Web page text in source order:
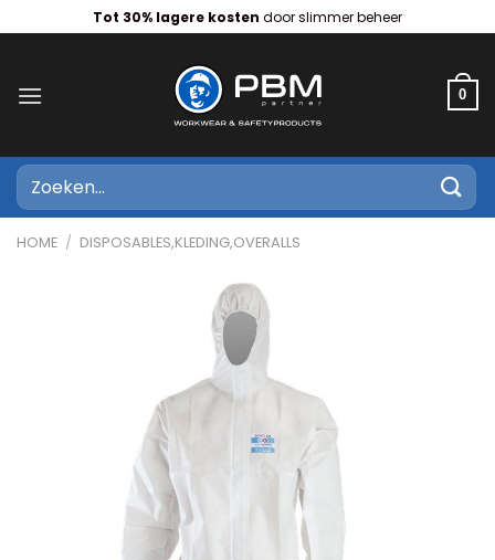
naar
Tot 30% lagere kosten door slimmer beheer
0
Zoeken
naar:
HOME / DISPOSABLES,KLEDING,OVERALLS